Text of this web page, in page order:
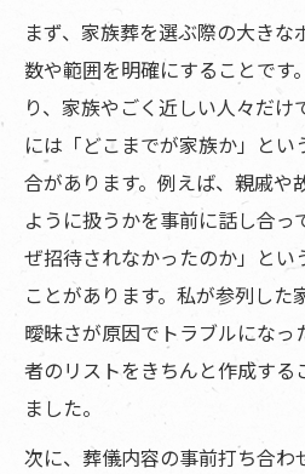
まず、家族葬を選ぶ際の大き
数や範囲を明確にすることです
り、家族やごく近しい人々だ
には「どこまでが家族か」と
合があります。例えば、親戚や
ように扱うかを事前に話し合っ
ぜ招待されなかったのか」とい
ことがあります。私が参列した
曖昧さが原因でトラブルになっ
者のリストをきちんと作成する
ました。
次に、葬儀内容の事前打ち合わ